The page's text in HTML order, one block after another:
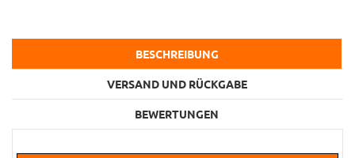
BESCHREIBUNG
VERSAND UND RÜCKGABE
BEWERTUNGEN